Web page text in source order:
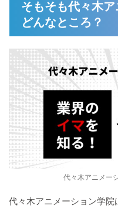
そもそも代々木
どんなところ？
代々木アニメー
代々木アニメーション学